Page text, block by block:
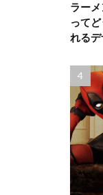
ラー
って
れるデ